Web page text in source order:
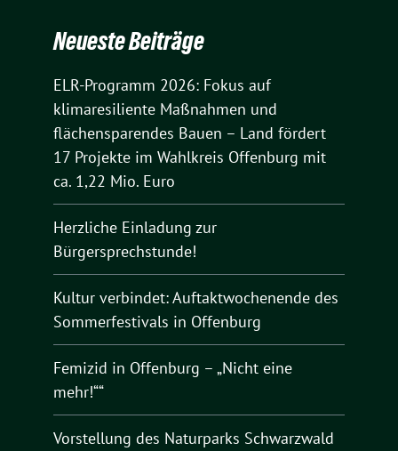
Neueste Beiträge
ELR-Programm 2026: Fokus auf
klimaresiliente Maßnahmen und
flächensparendes Bauen – Land fördert
17 Projekte im Wahlkreis Offenburg mit
ca. 1,22 Mio. Euro
Herzliche Einladung zur
Bürgersprechstunde!
Kultur verbindet: Auftaktwochenende des
Sommerfestivals in Offenburg
Femizid in Offenburg – „Nicht eine
mehr!““
Vorstellung des Naturparks Schwarzwald